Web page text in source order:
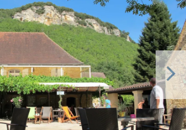
Next